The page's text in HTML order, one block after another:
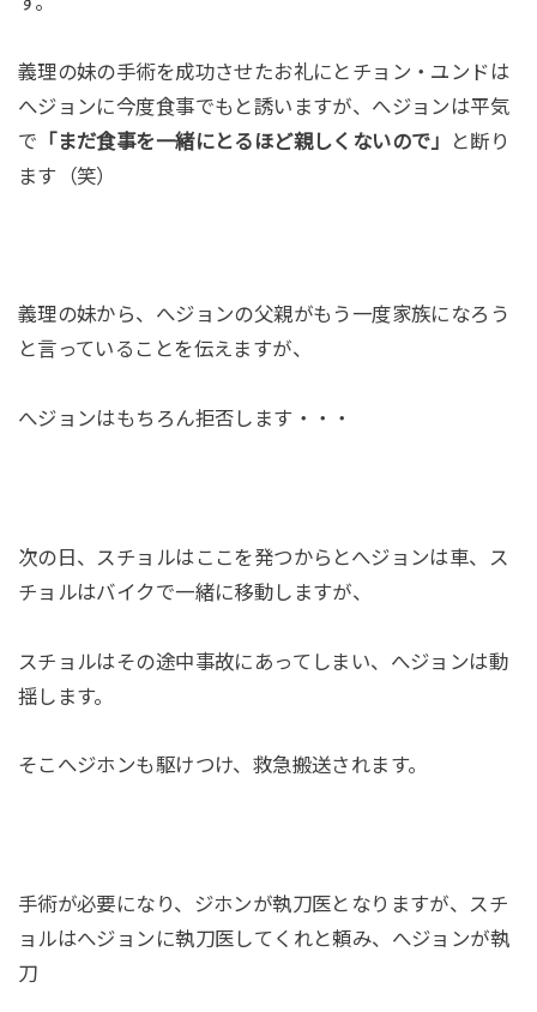
義理の妹の手術を成功させたお礼にとチョン・ユンドは
へジョンに今度食事でもと誘いますが、へジョンは平気
で 「まだ食事を一緒にとるほど親しくないので」
と断り
ます（笑）
義理の妹から、へジョンの父親がもう一度家族になろう
と言っていることを伝えますが、
へジョンはもちろん拒否します・・・
次の日、スチョルはここを発つからとへジョンは車、ス
チョルはバイクで一緒に移動しますが、
スチョルはその途中事故にあってしまい、へジョンは動
揺します。
そこへジホンも駆けつけ、救急搬送されます。
手術が必要になり、ジホンが執刀医となりますが、スチ
ョルはへジョンに執刀医してくれと頼み、へジョンが執
刀